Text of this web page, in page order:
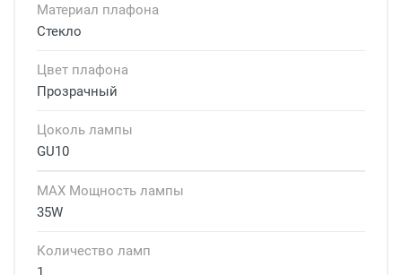
Материал плафона
Стекло
Цвет плафона
Прозрачный
Цоколь лампы
GU10
MAX Мощность лампы
35W
Количество ламп